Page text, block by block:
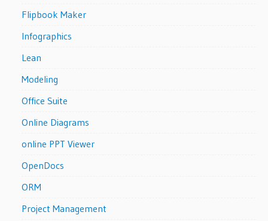
Flipbook Maker
Infographics
Lean
Modeling
Office Suite
Online Diagrams
online PPT Viewer
OpenDocs
ORM
Project Management